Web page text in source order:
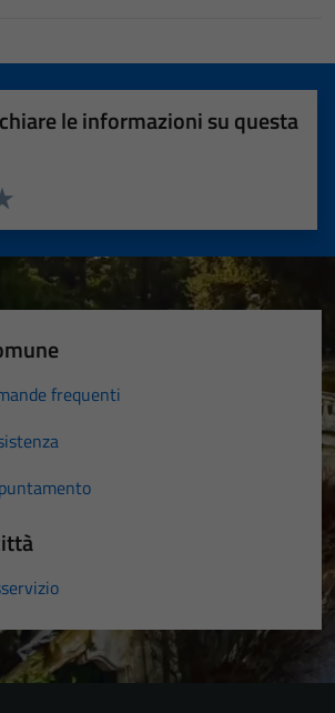
le informazioni su questa
5 stelle su 5
4 stelle su 5
su 5
su 5
5
frequenti